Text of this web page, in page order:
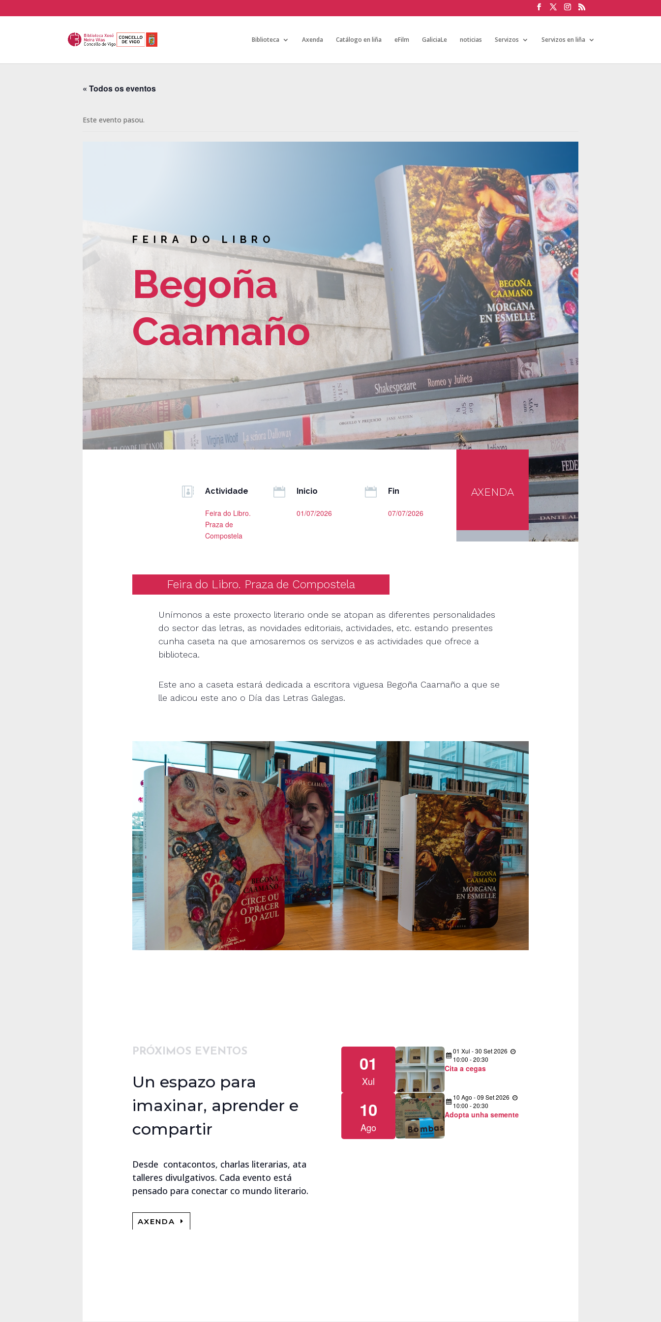
Biblioteca Axenda Catálogo en liña eFilm GaliciaLe noticias Servizos Servizos en liña
« Todos os eventos
Este evento pasou.
FEIRA DO LIBRO
Begoña
Caamaño
 Actividade
Feira do Libro.
Praza de
Compostela
 Inicio
01/07/2026
 Fin
07/07/2026
AXENDA
Feira do Libro. Praza de Compostela
Unímonos a este proxecto literario onde se atopan as diferentes personalidades
do sector das letras, as novidades editoriais, actividades, etc. estando presentes
cunha caseta na que amosaremos os servizos e as actividades que ofrece a
biblioteca.
Este ano a caseta estará dedicada a escritora viguesa Begoña Caamaño a que se
lle adicou este ano o Día das Letras Galegas.
PRÓXIMOS EVENTOS
Un espazo para
imaxinar, aprender e
compartir
Desde contacontos, charlas literarias, ata
talleres divulgativos. Cada evento está
pensado para conectar co mundo literario.
AXENDA
01
Xul
01 Xul -30 Set2026
10:00 - 20:30
Cita a cegas
10
Ago
10 Ago -09 Set2026
10:00 - 20:30
Adopta unha semente